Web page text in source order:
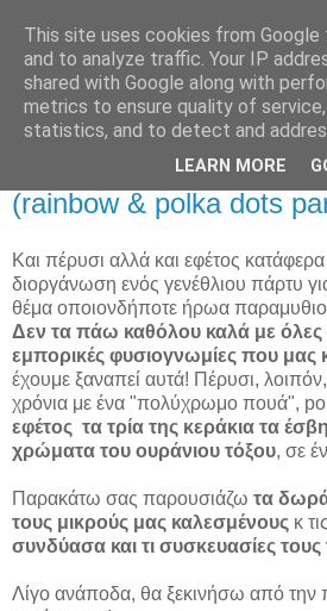
Δωράκια για πάρτυ
(rainbow & polka dots
Και πέρυσι αλλά και εφέτος
διοργάνωση ενός γενέθλιου πάρτυ
θέμα οποιονδήποτε ήρωα
Δεν τα πάω καθόλου καλά με όλες
εμπορικές φυσιογνωμίες που μας
έχουμε ξαναπεί αυτά! Πέρυσι,
χρόνια με ένα "πολύχρωμο πουά",
εφέτος τα τρία της κεράκια τα
χρώματα του ουράνιου τόξου, σε
Παρακάτω σας παρουσιάζω τα
τους μικρούς μας καλεσμένους κ
συνδύασα και τι συσκευασίες τους
Λίγο ανάποδα, θα ξεκινήσω από την
This site uses cookies from
and to analyze traffic. Your IP
shared with Google along with
metrics to ensure quality of
statistics, and to detect and
LEARN MORE